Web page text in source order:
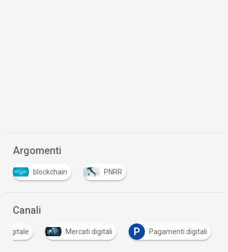
Argomenti
blockchain PNRR
Canali
digitale Mercati digitali P Pagamenti digitali